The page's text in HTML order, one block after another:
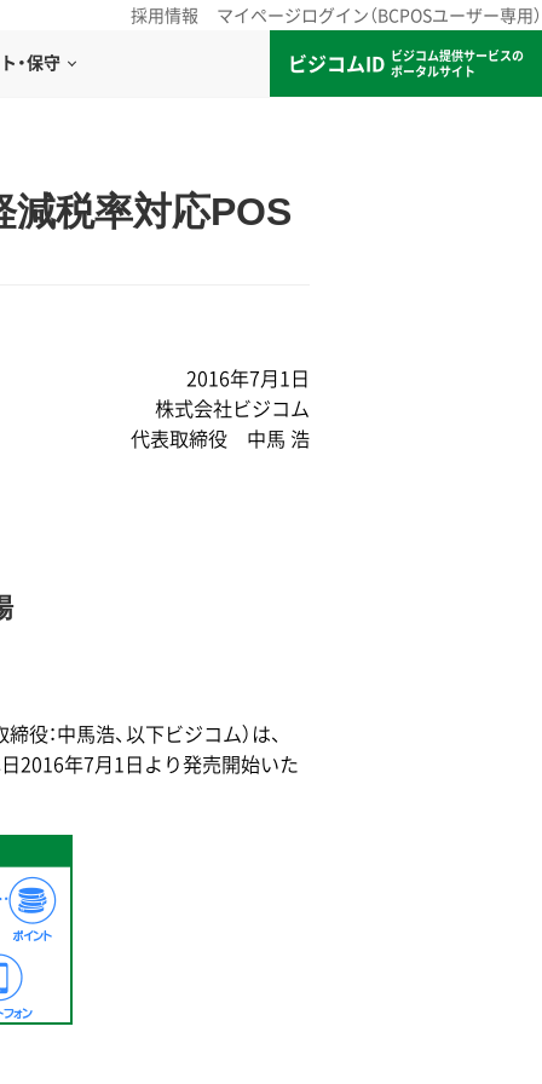
採用情報 マイページログイン（BCPOSユーザー専用）
・保守 ビジコムID
ビジコム提供サービスの
ポータルサイト
税率対応POS
2016年7月1日
株式会社ビジコム
代表取締役 中馬 浩
：中馬浩、以下ビジコム）は、
日2016年7月1日より発売開始いた